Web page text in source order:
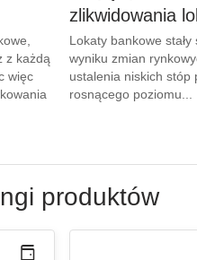
z każdą
więc
zlikwidowania
Lokaty bankowe stały
wyniku zmian
ustalenia niskich stóp
rosnącego poziomu...
produktów